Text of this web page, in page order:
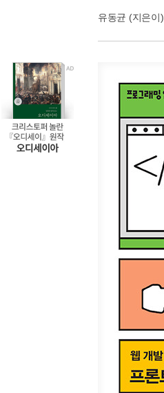
유동균 (지은이)